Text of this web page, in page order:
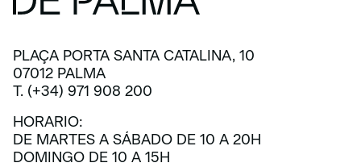
PLAÇA PORTA SANTA CATALINA, 10
07012 PALMA
T. (+34) 971 908 200
HORARIO:
DE MARTES A SÁBADO DE 10 A 20H
DOMINGO DE 10 A 15H